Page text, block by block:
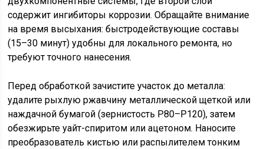
содержит ингибиторы коррозии. Обращайте внимание
на время высыхания: быстродействующие составы
(15–30 минут) удобны для локального ремонта, но
требуют точного нанесения.
Перед обработкой зачистите участок до металла:
удалите рыхлую ржавчину металлической щеткой или
наждачной бумагой (зернистость P80–P120), затем
обезжирьте уайт-спиритом или ацетоном. Наносите
преобразователь кистью или распылителем тонким